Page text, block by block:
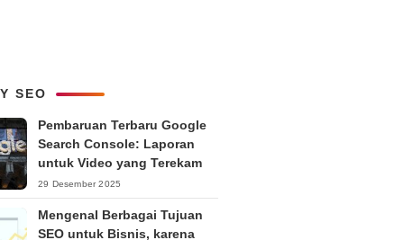
SEO
Pembaruan Terbaru Google
Search Console: Laporan
untuk Video yang Terekam
29 Desember 2025
Mengenal Berbagai Tujuan
SEO untuk Bisnis, karena